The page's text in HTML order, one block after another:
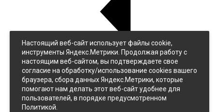
Джинс
Однотонный
Принтованный
Настоящий веб-сайт использует файлы cookie,
инструменты Яндекс.Метрики. Продолжая работу с
настоящим веб-сайтом, вы подтверждаете свое
согласие на обработку/использование cookies вашего
браузера, сбора данных Яндекс.Метрики, которые
помогают нам делать этот веб-сайт удобнее для
пользователей, в порядке предусмотренном
Политикой.